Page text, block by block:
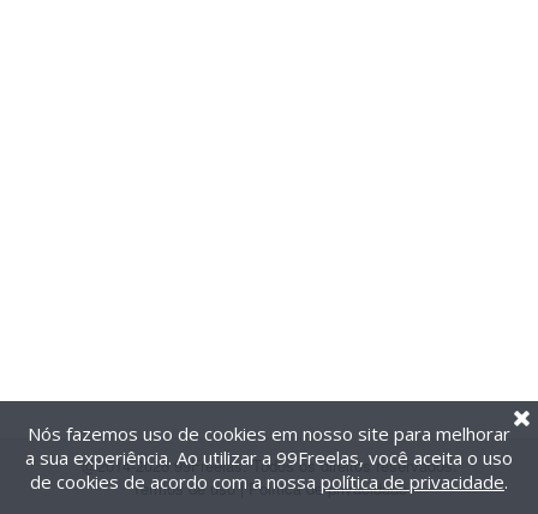
@2014-2026 99Freelas. Todos os direitos reservados.
Termos de uso| Política de privacidade
Nós fazemos uso de cookies em nosso site para melhorar
a sua experiência. Ao utilizar a 99Freelas, você aceita o uso
de cookies de acordo com a nossa política de privacidade.